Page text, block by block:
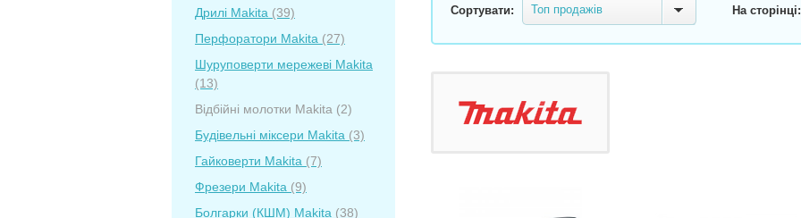
Дрилі Makita (39)
Перфоратори Makita (27)
Шуруповерти мережеві Makita
(13)
Відбійні молотки Makita (2)
Будівельні міксери Makita (3)
Гайковерти Makita (7)
Фрезери Makita (9)
Болгарки (КШМ) Makita (38)
Сортувати: Топ продажів На сторінці: